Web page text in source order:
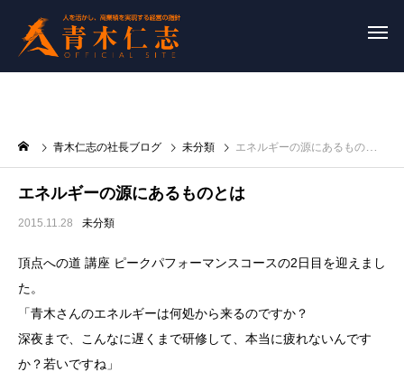
青木仁志の社長ブログ 未分類 エネルギーの源にあるものとは
エネルギーの源にあるものとは
2015.11.28 未分類
頂点への道 講座 ピークパフォーマンスコースの2日目を迎えまし
た。
「青木さんのエネルギーは何処から来るのですか？
深夜まで、こんなに遅くまで研修して、本当に疲れないんです
か？若いですね」